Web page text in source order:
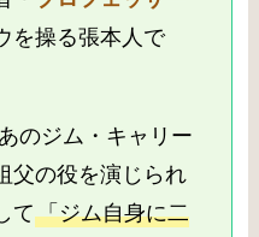
を操る張本人で
のジム・キャリー
父の役を演じられ
て「ジム自身に二